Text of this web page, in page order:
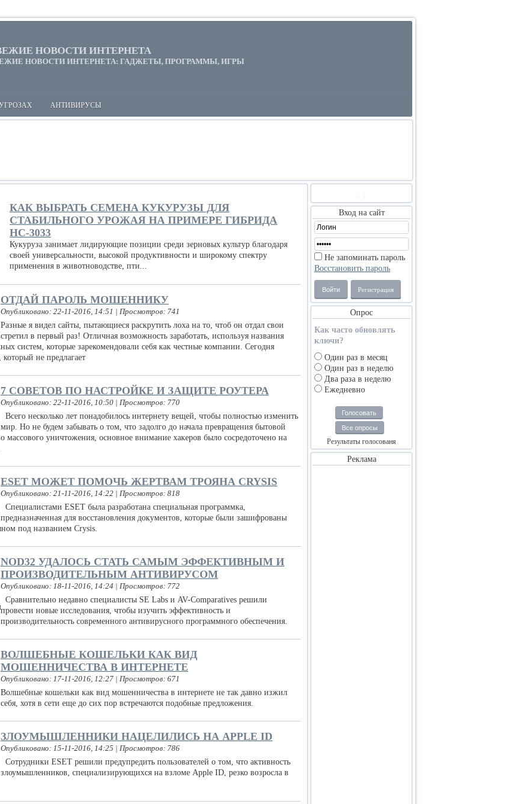
НОВОСТИ ИНТЕРНЕТА
НОВОСТИ ИНТЕРНЕТА: ГАДЖЕТЫ, ПРОГРАММЫ, ИГРЫ
АНТИВИРУСЫ
КАК ВЫБРАТЬ СЕМЕНА КУКУРУЗЫ ДЛЯ
СТАБИЛЬНОГО УРОЖАЯ НА ПРИМЕРЕ ГИБРИДА
НС-3033
Кукуруза занимает лидирующие позиции среди зерновых культур благодаря
своей универсальности, высокой продуктивности и широкому спектру
применения в животноводстве, пти...
ОТДАЙ ПАРОЛЬ МОШЕННИКУ
Опубликовано: 22-11-2016, 14:51 | Просмотров: 741
Разные я видел сайты, пытающиеся раскрутить лоха на то, чтоб он отдал свои
в первый раз! Отличная возможность заработать, используя названия
систем, которые зарекомендовали себя как честные компании. Сегодня
который не предлагает
7 СОВЕТОВ ПО НАСТРОЙКЕ И ЗАЩИТЕ РОУТЕРА
Опубликовано: 22-11-2016, 10:50 | Просмотров: 770
Всего несколько лет понадобилось интернету вещей, чтобы полностью изменить
мир. Но не будем забывать о том, что задолго до начала превращения бытовой
массового уничтожения, основное внимание хакеров было сосредоточено на
ESET МОЖЕТ ПОМОЧЬ ЖЕРТВАМ ТРОЯНА CRYSIS
Опубликовано: 21-11-2016, 14:22 | Просмотров: 818
Специалистами ESET была разработана специальная программка,
предназначенная для восстановления документов, которые были зашифрованы
под названием Crysis.
NOD32 УДАЛОСЬ СТАТЬ САМЫМ ЭФФЕКТИВНЫМ И
ПРОИЗВОДИТЕЛЬНЫМ АНТИВИРУСОМ
Опубликовано: 18-11-2016, 14:24 | Просмотров: 772
Сравнительно недавно специалисты SE Labs и AV-Comparatives решили
провести новые исследования, чтобы изучить эффективность и
производительность современного антивирусного программного обеспечения.
ВОЛШЕБНЫЕ КОШЕЛЬКИ КАК ВИД
МОШЕННИЧЕСТВА В ИНТЕРНЕТЕ
Опубликовано: 17-11-2016, 12:27 | Просмотров: 671
Волшебные кошельки как вид мошенничества в интернете не так давно изжил
себя, хотя в сети еще до сих пор встречаются подобные предложения.
ЗЛОУМЫШЛЕННИКИ НАЦЕЛИЛИСЬ НА APPLE ID
Опубликовано: 15-11-2016, 14:25 | Просмотров: 786
Сотрудники ESET решили предупредить пользователей о том, что активность
злоумышленников, специализирующихся на взломе Apple ID, резко возросла в
Вход на сайт
Не запоминать пароль
Восстановить пароль
Войти Регистрация
Опрос
Как часто обновлять
ключи?
Один раз в месяц
Один раз в неделю
Два раза в неделю
Ежедневно
Голосовать
Все опросы
Результаты голосованя
Реклама